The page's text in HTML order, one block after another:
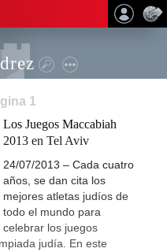
1
Los Juegos Maccabiah
2013 en Tel Aviv
24/07/2013 – Cada cuatro
años, se dan cita los
mejores atletas judíos de
todo el mundo para
celebrar los juegos
judía. En este